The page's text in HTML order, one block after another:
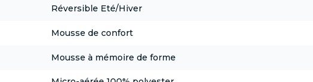
Réversible Eté/Hiver
Mousse de confort
Mousse à mémoire de forme